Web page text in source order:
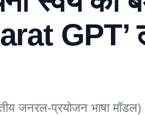
GPT’
जनरल-प्रयोजन भाषा